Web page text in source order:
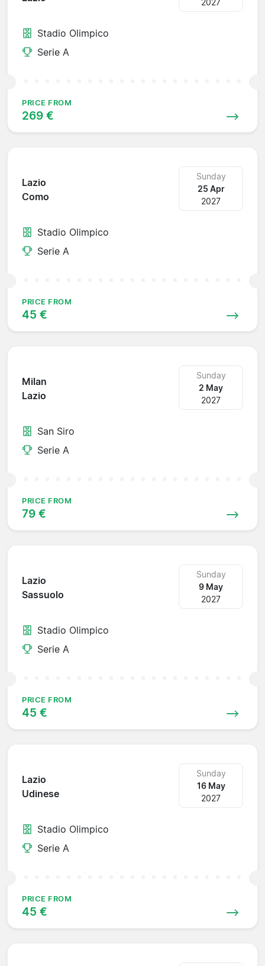
Stadio Olimpico
Serie A
PRICE FROM
269 €
Lazio
Como
Sunday
25 Apr
2027
Stadio Olimpico
Serie A
PRICE FROM
45 €
Milan
Lazio
Sunday
2 May
2027
San Siro
Serie A
PRICE FROM
79 €
Lazio
Sassuolo
Sunday
9 May
2027
Stadio Olimpico
Serie A
PRICE FROM
45 €
Lazio
Udinese
Sunday
16 May
2027
Stadio Olimpico
Serie A
PRICE FROM
45 €